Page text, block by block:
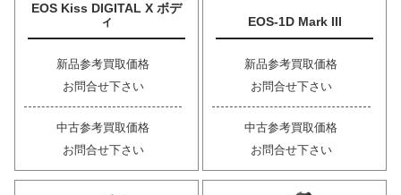
EOS Kiss DIGITAL X ボデ
ィ
新品参考買取価格
お問合せ下さい
中古参考買取価格
お問合せ下さい
EOS-1D Mark III
新品参考買取価格
お問合せ下さい
中古参考買取価格
お問合せ下さい